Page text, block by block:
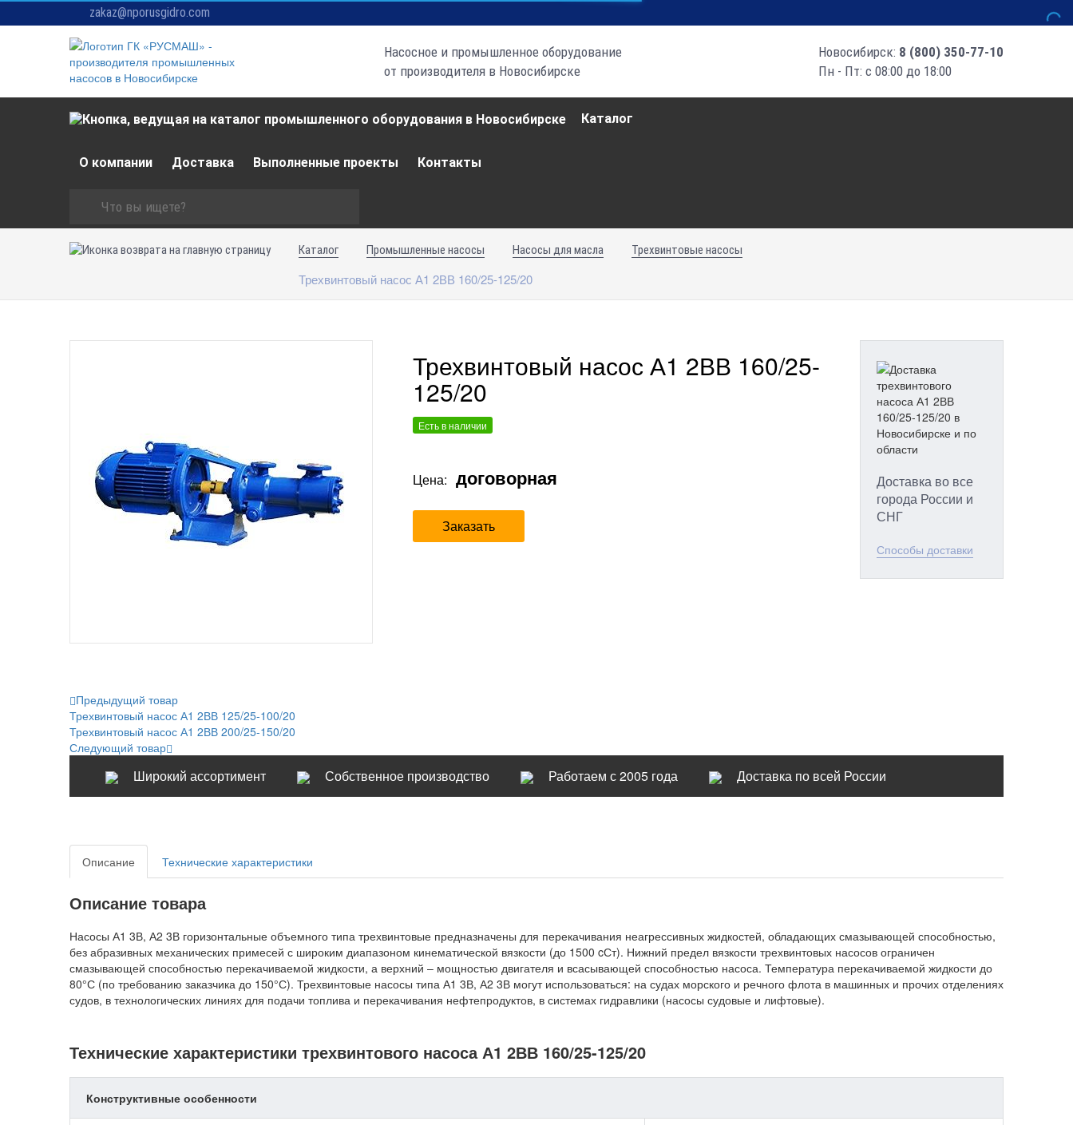
zakaz@nporusgidro.com
Насосное и промышленное оборудование
от производителя в Новосибирске
Новосибирск: 8 (800) 350-77-10
Пн - Пт: с 08:00 до 18:00
Каталог
О компании Доставка Выполненные проекты Контакты
Каталог Промышленные насосы Насосы для масла Трехвинтовые насосы
Трехвинтовый насос А1 2ВВ 160/25-125/20
Трехвинтовый насос А1 2ВВ 160/25-
125/20
Есть в наличии
Цена: договорная
Заказать
Доставка во все
города России и
СНГ
Способы доставки
Предыдущий товар
Трехвинтовый насос А1 2ВВ 125/25-100/20
Трехвинтовый насос А1 2ВВ 200/25-150/20
Следующий товар
Широкий ассортимент Собственное производство Работаем с 2005 года Доставка по всей России
Описание Технические характеристики
Описание товара
Насосы А1 3В, А2 3В горизонтальные объемного типа трехвинтовые предназначены для перекачивания неагрессивных жидкостей, обладающих смазывающей способностью,
без абразивных механических примесей с широким диапазоном кинематической вязкости (до 1500 cСт). Нижний предел вязкости трехвинтовых насосов ограничен
смазывающей способностью перекачиваемой жидкости, а верхний – мощностью двигателя и всасывающей способностью насоса. Температура перекачиваемой жидкости до
80°С (по требованию заказчика до 150°С). Трехвинтовые насосы типа А1 3В, А2 3В могут использоваться: на судах морского и речного флота в машинных и прочих отделениях
судов, в технологических линиях для подачи топлива и перекачивания нефтепродуктов, в системах гидравлики (насосы судовые и лифтовые).
Технические характеристики трехвинтового насоса А1 2ВВ 160/25-125/20
Конструктивные особенности